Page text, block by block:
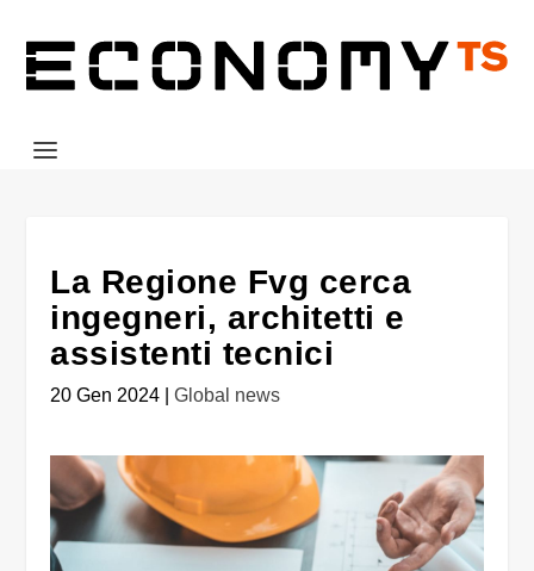
La Regione Fvg cerca
ingegneri, architetti e
assistenti tecnici
20 Gen 2024 |Global news